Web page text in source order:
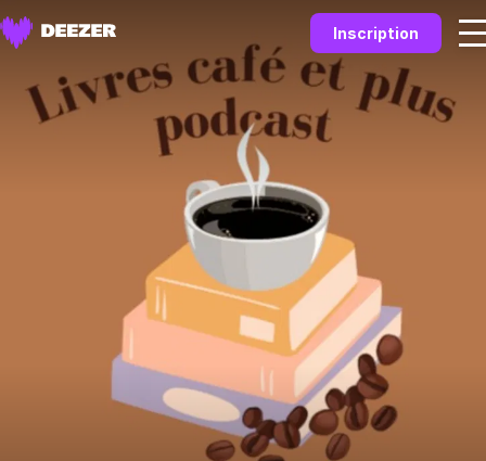
Inscription